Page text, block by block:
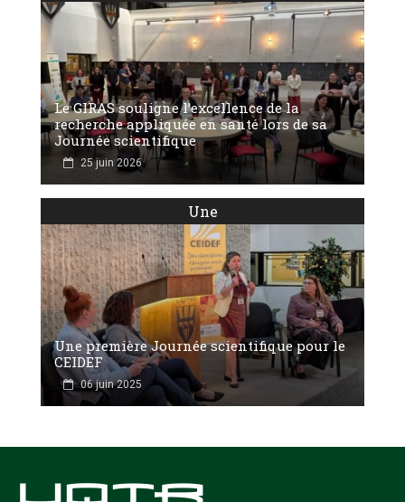
Le GIRAS souligne l’excellence de la
recherche appliquée en santé lors de sa
Journée scientifique
25 juin 2026
Une
Une première Journée scientifique pour le
CEIDEF
06 juin 2025